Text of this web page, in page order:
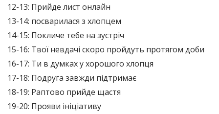
12-13: Прийде лист онлайн
13-14: посварилася з хлопцем
14-15: Покличе тебе на зустріч
15-16: Твої невдачі скоро пройдуть протягом доби
16-17: Ти в думках у хорошого хлопця
17-18: Подруга завжди підтримає
18-19: Раптово прийде щастя
19-20: Прояви ініціативу